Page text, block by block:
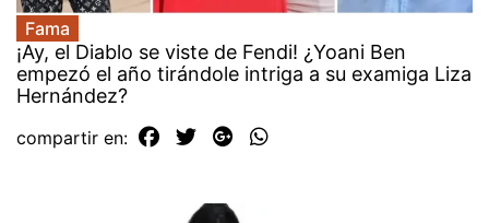
Fama
¡Ay, el Diablo se viste de Fendi! ¿Yoani Ben
empezó el año tirándole intriga a su examiga Liza
Hernández?
compartir en: